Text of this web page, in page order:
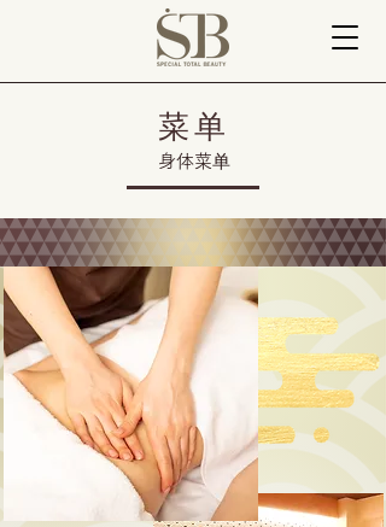
菜单
身体菜单